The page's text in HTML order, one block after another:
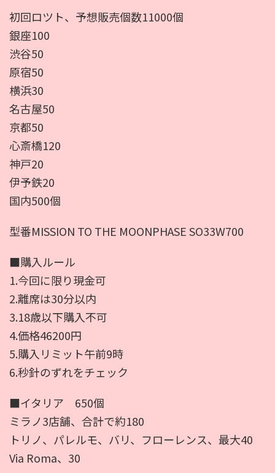
初回ロツト、予想販売個数11000個
銀座100
渋谷50
原宿50
横浜30
名古屋50
京都50
心斎橋120
神戸20
伊予鉄20
国内500個
型番MISSION TO THE MOONPHASE SO33W700
■購入ルール
1.今回に限り現金可
2.離席は30分以内
3.18歳以下購入不可
4.価格46200円
5.購入リミット午前9時
6.秒針のずれをチェック
■イタリア 650個
ミラノ3店舗、合計で約180
トリノ、パレルモ、バリ、フローレンス、最大40
Via Roma、30